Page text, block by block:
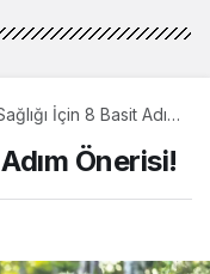
İçin 8 Basit Adım
Önerisi!